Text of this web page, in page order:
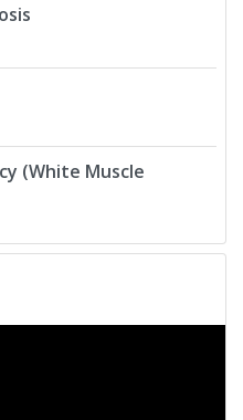
(White Muscle